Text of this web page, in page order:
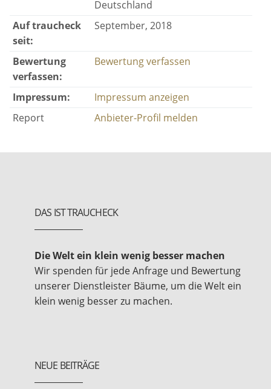
Deutschland
Auf traucheck
seit:
September, 2018
Bewertung
verfassen:
Bewertung verfassen
Impressum:
Impressum anzeigen
Report
Anbieter-Profil melden
DAS IST TRAUCHECK
Die Welt ein klein wenig besser machen
Wir spenden für jede Anfrage und Bewertung
unserer Dienstleister Bäume, um die Welt ein
klein wenig besser zu machen.
NEUE BEITRÄGE